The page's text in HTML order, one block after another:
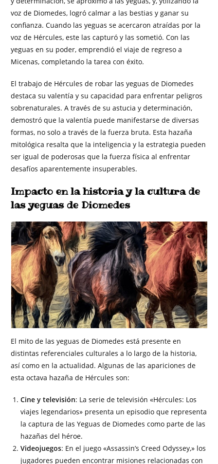
voz de Diomedes, logró calmar a las bestias y ganar su
confianza. Cuando las yeguas se acercaron atraídas por la
voz de Hércules, este las capturó y las sometió. Con las
yeguas en su poder, emprendió el viaje de regreso a
Micenas, completando la tarea con éxito.
El trabajo de Hércules de robar las yeguas de Diomedes
destaca su valentía y su capacidad para enfrentar peligros
sobrenaturales. A través de su astucia y determinación,
demostró que la valentía puede manifestarse de diversas
formas, no solo a través de la fuerza bruta. Esta hazaña
mitológica resalta que la inteligencia y la estrategia pueden
ser igual de poderosas que la fuerza física al enfrentar
desafíos aparentemente insuperables.
Impacto en la historia y la cultura de
las yeguas de Diomedes
El mito de las yeguas de Diomedes está presente en
distintas referenciales culturales a lo largo de la historia,
así como en la actualidad. Algunas de las apariciones de
esta octava hazaña de Hércules son:
Cine y televisión: La serie de televisión «Hércules: Los
viajes legendarios» presenta un episodio que representa
la captura de las Yeguas de Diomedes como parte de las
hazañas del héroe.
Videojuegos: En el juego «Assassin’s Creed Odyssey,» los
jugadores pueden encontrar misiones relacionadas con